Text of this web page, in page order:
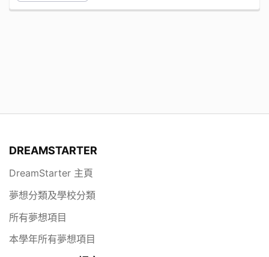
DREAMSTARTER
DreamStarter 主頁
夢想分類及學校分類
所有夢想項目
本學年所有夢想項目